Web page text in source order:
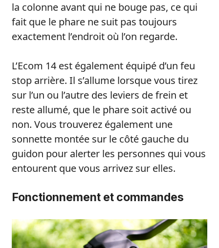
la colonne avant qui ne bouge pas, ce qui
fait que le phare ne suit pas toujours
exactement l’endroit où l’on regarde.
L’Ecom 14 est également équipé d’un feu
stop arrière. Il s’allume lorsque vous tirez
sur l’un ou l’autre des leviers de frein et
reste allumé, que le phare soit activé ou
non. Vous trouverez également une
sonnette montée sur le côté gauche du
guidon pour alerter les personnes qui vous
entourent que vous arrivez sur elles.
Fonctionnement et commandes